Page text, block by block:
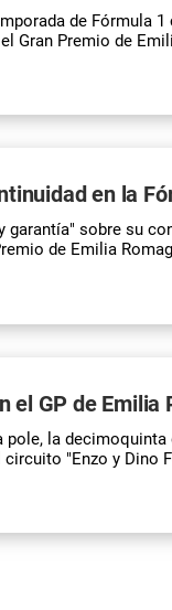
de Fórmula 1
Gran Premio de
en la
garantía" sobre su
de Emilia
el GP de Emilia
la decimoquinta
"Enzo y Dino